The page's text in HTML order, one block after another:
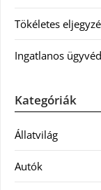
Tökéletes
Ingatlanos
Kategóriák
Állatvilág
Autók